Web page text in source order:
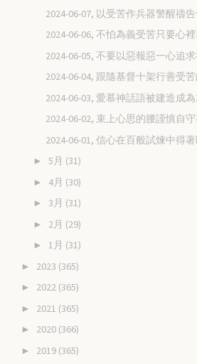
2024-06-07, 以受苦作兵器警醒禱
2024-06-06, 不怕為義受苦只要心
2024-06-05, 不要以惡報惡一心追
2024-06-04, 跟隨基督十架行善受
2024-06-03, 愛慕神話語被建造成
2024-06-02, 束上心思的腰謹慎自
2024-06-01, 信心在百般試煉中得
► 5月 (31)
► 4月 (30)
► 3月 (31)
► 2月 (29)
► 1月 (31)
► 2023 (365)
► 2022 (365)
► 2021 (365)
► 2020 (366)
► 2019 (365)